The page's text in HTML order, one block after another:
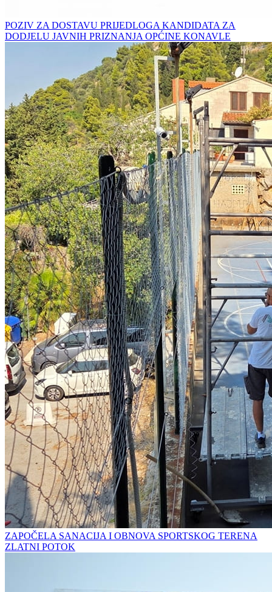
POZIV ZA DOSTAVU PRIJEDLOGA KANDIDATA ZA
DODJELU JAVNIH PRIZNANJA OPĆINE KONAVLE
ZAPOČELA SANACIJA I OBNOVA SPORTSKOG TERENA
ZLATNI POTOK